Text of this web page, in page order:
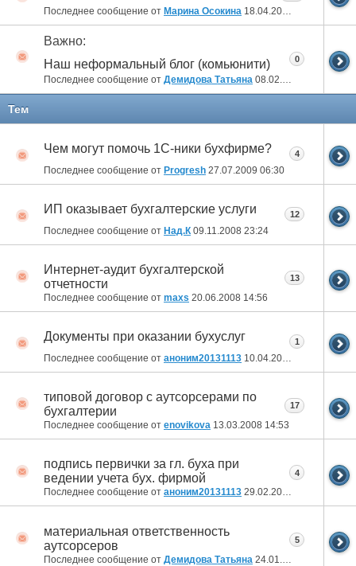
Последнее сообщение от Марина Осокина 18.04.2019
Важно:
Наш неформальный блог (комьюнити)
Последнее сообщение от Демидова Татьяна 08.02.2012
0
Тем
Чем могут помочь 1С-ники бухфирме?
Последнее сообщение от Progresh 27.07.2009 06:30
4
ИП оказывает бухгалтерские услуги
Последнее сообщение от Над.К 09.11.2008 23:24
12
Интернет-аудит бухгалтерской
отчетности
Последнее сообщение от maxs 20.06.2008 14:56
13
Документы при оказании бухуслуг
Последнее сообщение от аноним20131113 10.04.2008
1
типовой договор с аутсорсерами по
бухгалтерии
Последнее сообщение от enovikova 13.03.2008 14:53
17
подпись первички за гл. буха при
ведении учета бух. фирмой
Последнее сообщение от аноним20131113 29.02.2008
4
материальная ответственность
аутсорсеров
Последнее сообщение от Демидова Татьяна 24.01.2008
5